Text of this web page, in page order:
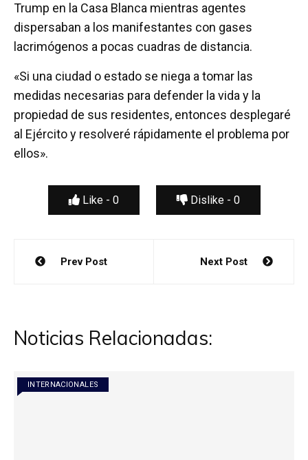
Trump en la Casa Blanca mientras agentes
dispersaban a los manifestantes con gases
lacrimógenos a pocas cuadras de distancia.
«Si una ciudad o estado se niega a tomar las
medidas necesarias para defender la vida y la
propiedad de sus residentes, entonces desplegaré
al Ejército y resolveré rápidamente el problema por
ellos».
Like - 0 Dislike - 0
Navegación
Prev Post Next Post
Noticias Relacionadas:
INTERNACIONALES